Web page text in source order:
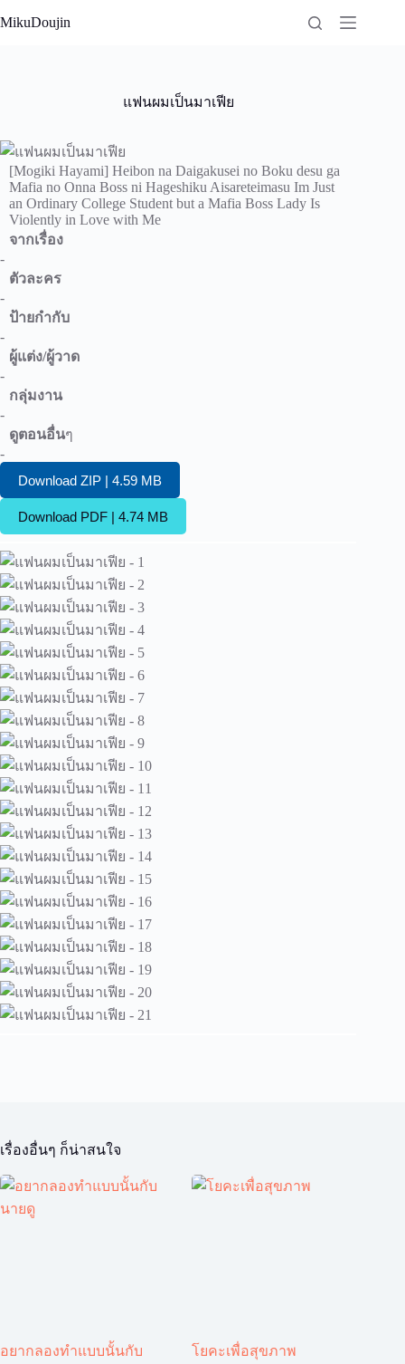
to
MikuDoujin
แฟนผมเป็นมาเฟีย
[Mogiki Hayami] Heibon na Daigakusei no Boku desu ga
Mafia no Onna Boss ni Hageshiku Aisareteimasu Im Just
an Ordinary College Student but a Mafia Boss Lady Is
Violently in Love with Me
จากเรื่อง
-
ตัวละคร
-
ป้ายกำกับ
-
ผู้แต่ง/ผู้วาด
-
กลุ่มงาน
-
ดูตอนอื่นๆ
-
Download ZIP | 4.59 MB
Download PDF | 4.74 MB
เรื่องอื่นๆ ก็น่าสนใจ
อยากลองทำแบบนั้นกับ
โยคะเพื่อสุขภาพ